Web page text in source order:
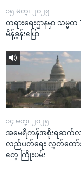
၁၅ မတ္၊ ၂၀၂၅
တရားရေးဌာနမှာ သမ္မတ
မိန့်ခွန်းပြော
၁၄ မတ္၊ ၂၀၂၅
အမေရိကန်အစိုးရဆက်
လည်ပတ်ရေး လွှတ်တေ
တွေ ကြိုးပမ်း